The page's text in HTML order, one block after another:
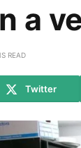
a
READ
Twitter